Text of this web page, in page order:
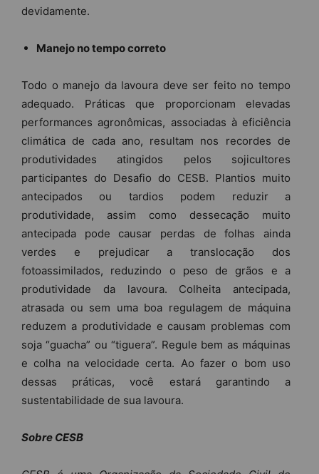
devidamente.
Manejo no tempo correto
Todo o manejo da lavoura deve ser feito no tempo
adequado. Práticas que proporcionam elevadas
performances agronômicas, associadas à eficiência
climática de cada ano, resultam nos recordes de
produtividades atingidos pelos sojicultores
participantes do Desafio do CESB. Plantios muito
antecipados ou tardios podem reduzir a
produtividade, assim como dessecação muito
antecipada pode causar perdas de folhas ainda
verdes e prejudicar a translocação dos
fotoassimilados, reduzindo o peso de grãos e a
produtividade da lavoura. Colheita antecipada,
atrasada ou sem uma boa regulagem de máquina
reduzem a produtividade e causam problemas com
soja “guacha” ou “tiguera”. Regule bem as máquinas
e colha na velocidade certa. Ao fazer o bom uso
dessas práticas, você estará garantindo a
sustentabilidade de sua lavoura.
Sobre CESB